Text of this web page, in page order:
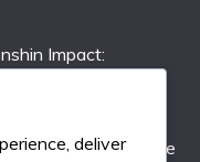
Impact:
Impact: Rareza de
deliver